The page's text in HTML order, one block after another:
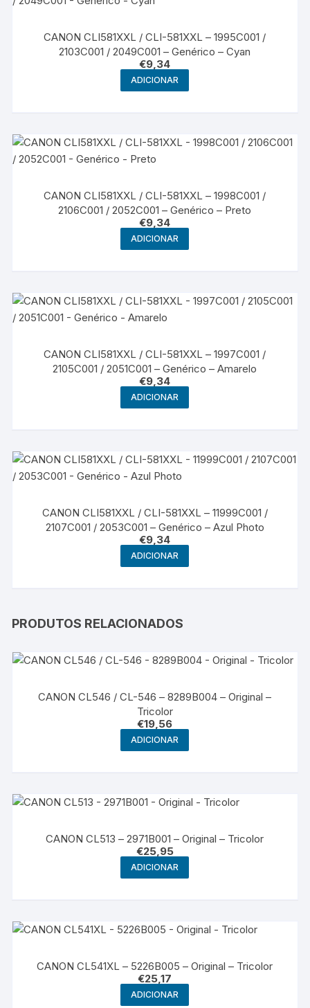
CANON CLI581XXL / CLI-581XXL – 1995C001 /
2103C001 / 2049C001 – Genérico – Cyan
€9,34
ADICIONAR
CANON CLI581XXL / CLI-581XXL – 1998C001 /
2106C001 / 2052C001 – Genérico – Preto
€9,34
ADICIONAR
CANON CLI581XXL / CLI-581XXL – 1997C001 /
2105C001 / 2051C001 – Genérico – Amarelo
€9,34
ADICIONAR
CANON CLI581XXL / CLI-581XXL – 11999C001 /
2107C001 / 2053C001 – Genérico – Azul Photo
€9,34
ADICIONAR
PRODUTOS RELACIONADOS
CANON CL546 / CL-546 – 8289B004 – Original –
Tricolor
€19,56
ADICIONAR
CANON CL513 – 2971B001 – Original – Tricolor
€25,95
ADICIONAR
CANON CL541XL – 5226B005 – Original – Tricolor
€25,17
ADICIONAR